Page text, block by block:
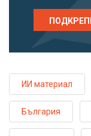
ИИ материал
България